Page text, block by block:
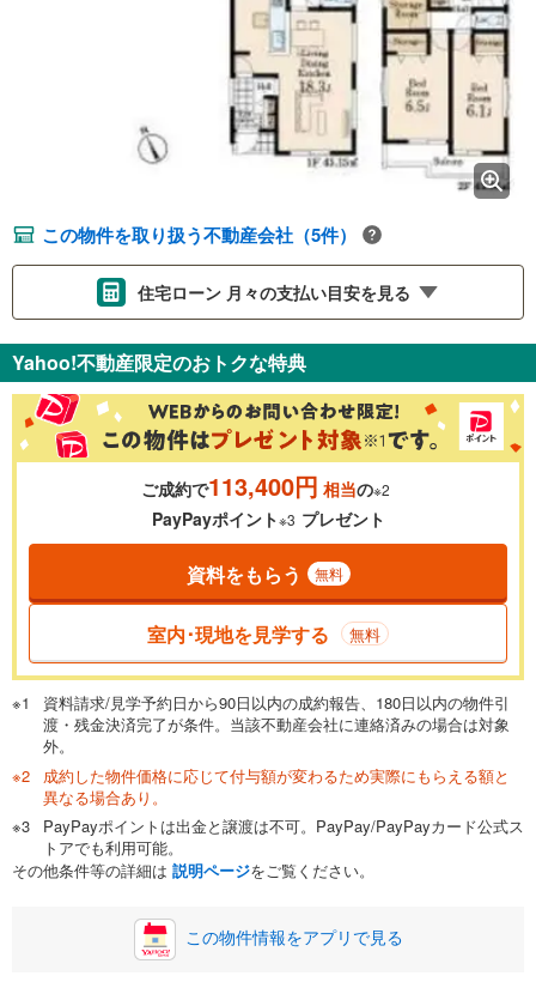
この物件を取り扱う不動産会社（5件）
住宅ローン 月々の支払い目安を見る
金利 ％
0.01%
一般的には最長35年まで借り入れ可能です。多くの金融機関
が完済時の年齢は80歳までを条件としています。
閉じる
頭金 万円
0万円 3,780万円
自己資金から住宅購入にかけられる金額を入力してくださ
い。一般的には物件価格の2割までが目安です。
閉じる
ボーナス
万円
0円
Yahoo!不動産限定のおトクな特典
ご成約で113,400円 相当の※2
PayPayポイント※3 プレゼント
資料をもらう 無料
室内･現地を見学する 無料
資料請求/見学予約日から90日以内の成約報告、180日以内の物件引
渡・残金決済完了が条件。当該不動産会社に連絡済みの場合は対象
外。
成約した物件価格に応じて付与額が変わるため実際にもらえる額と
異なる場合あり。
PayPayポイントは出金と譲渡は不可。PayPay/PayPayカード公式ス
トアでも利用可能。
その他条件等の詳細は 説明ページをご覧ください。
この物件情報をアプリで見る